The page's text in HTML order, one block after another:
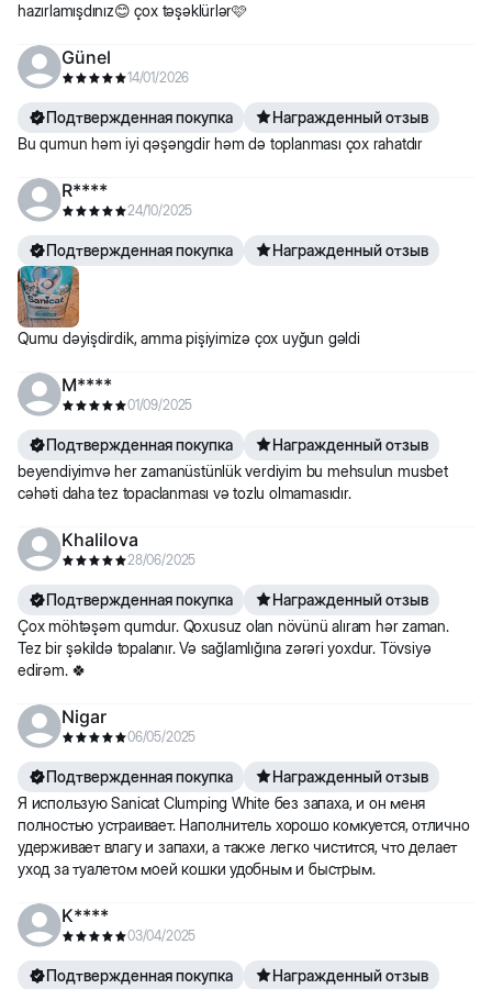
hazırlamışdınız😊 çox təşəklürlər🩷
Günel
14/01/2026
Подтвержденная покупка
Награжденный отзыв
Bu qumun həm iyi qəşəngdir həm də toplanması çox rahatdır
R****
24/10/2025
Подтвержденная покупка Награжденный отзыв
Qumu dəyişdirdik, amma pişiyimizə çox uyğun gəldi
M****
01/09/2025
Подтвержденная покупка
Награжденный отзыв
beyendiyimvə her zamanüstünlük verdiyim bu mehsulun musbet
cəhəti daha tez topaclanması və tozlu olmamasıdır.
Khalilova
28/06/2025
Подтвержденная покупка
Награжденный отзыв
Çox möhtəşəm qumdur. Qoxusuz olan növünü alıram hər zaman.
Tez bir şəkildə topalanır. Və sağlamlığına zərəri yoxdur. Tövsiyə
edirəm. 🍀
Nigar
06/05/2025
Подтвержденная покупка
Награжденный отзыв
Я использую Sanicat Clumping White без запаха, и он меня
полностью устраивает. Наполнитель хорошо комкуется, отлично
удерживает влагу и запахи, а также легко чистится, что делает
уход за туалетом моей кошки удобным и быстрым.
K****
03/04/2025
Подтвержденная покупка
Награжденный отзыв